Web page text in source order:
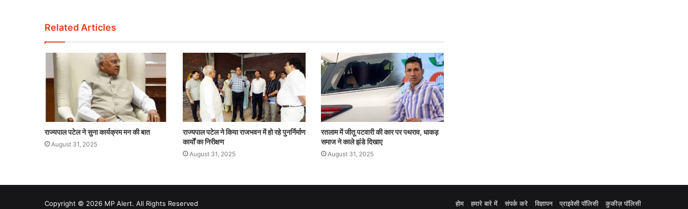
Related Articles
राज्यपाल पटेल ने सुना कार्यक्रम मन की बात
August 31, 2025
राज्यपाल पटेल ने किया राजभवन में हो रहे पुनर्निर्माण
कार्यों का निरीक्षण
August 31, 2025
रतलाम में जीतू पटवारी की कार पर पथराव, धाकड़
समाज ने काले झंडे दिखाए
August 31, 2025
Copyright © 2026 MP Alert. All Rights Reserved होम हमारे बारे में संपर्क करे विज्ञापन प्राइवेसी पॉलिसी कुकीज़ पॉलिसी